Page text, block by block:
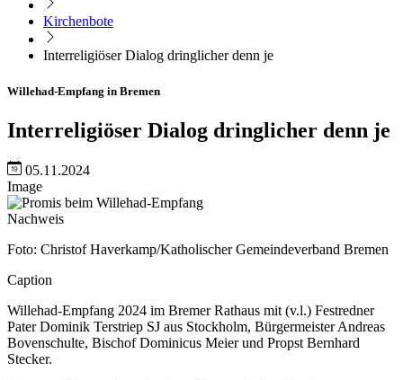
Kirchenbote
Interreligiöser Dialog dringlicher denn je
Willehad-Empfang in Bremen
Interreligiöser Dialog dringlicher denn je
05.11.2024
Image
Nachweis
Foto: Christof Haverkamp/Katholischer Gemeindeverband Bremen
Caption
Willehad-Empfang 2024 im Bremer Rathaus mit (v.l.) Festredner
Pater Dominik Terstriep SJ aus Stockholm, Bürgermeister Andreas
Bovenschulte, Bischof Dominicus Meier und Propst Bernhard
Stecker.